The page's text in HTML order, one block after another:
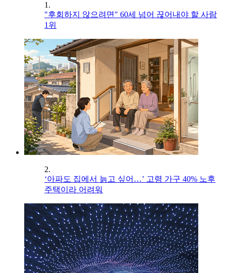
1.
"후회하지 않으려면" 60세 넘어 끊어내야 할 사람
1위
2.
‘아파도 집에서 늙고 싶어…’ 고령 가구 40% 노후
주택이라 어려워